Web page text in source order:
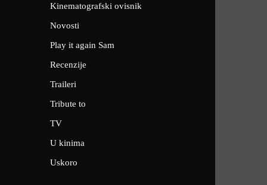
Kinematografski ovisnik
Novosti
Play it again Sam
Recenzije
Traileri
Tribute to
TV
U kinima
Uskoro